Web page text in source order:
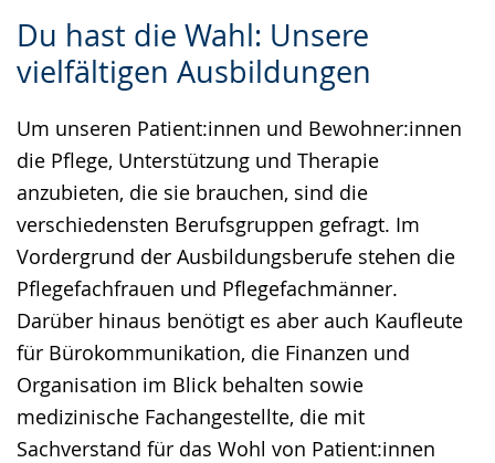
Du hast die Wahl: Unsere
vielfältigen Ausbildungen
Um unseren Patient:innen und Bewohner:innen
die Pflege, Unterstützung und Therapie
anzubieten, die sie brauchen, sind die
verschiedensten Berufsgruppen gefragt. Im
Vordergrund der Ausbildungsberufe stehen die
Pflegefachfrauen und Pflegefachmänner.
Darüber hinaus benötigt es aber auch Kaufleute
für Bürokommunikation, die Finanzen und
Organisation im Blick behalten sowie
medizinische Fachangestellte, die mit
Sachverstand für das Wohl von Patient:innen
Leichten
Sprache
Audio-
Unterstützung.
Video
in
Gebärdensprache
wird
angezeigt.